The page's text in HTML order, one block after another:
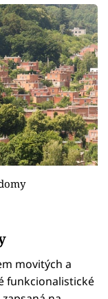
movitých a
funkcionalistické